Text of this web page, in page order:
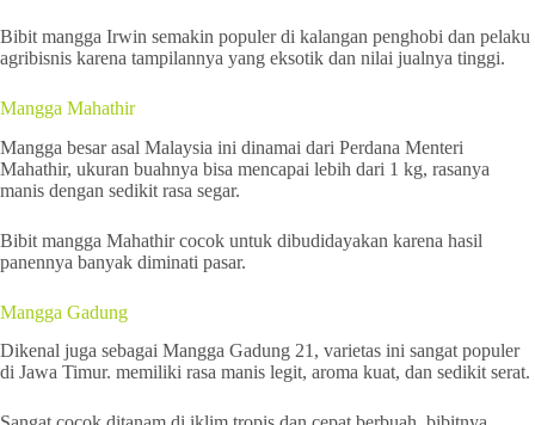
Bibit mangga Irwin semakin populer di kalangan penghobi dan pelaku
agribisnis karena tampilannya yang eksotik dan nilai jualnya tinggi.
Mangga Mahathir
Mangga besar asal Malaysia ini dinamai dari Perdana Menteri
Mahathir, ukuran buahnya bisa mencapai lebih dari 1 kg, rasanya
manis dengan sedikit rasa segar.
Bibit mangga Mahathir cocok untuk dibudidayakan karena hasil
panennya banyak diminati pasar.
Mangga Gadung
Dikenal juga sebagai Mangga Gadung 21, varietas ini sangat populer
di Jawa Timur. memiliki rasa manis legit, aroma kuat, dan sedikit serat.